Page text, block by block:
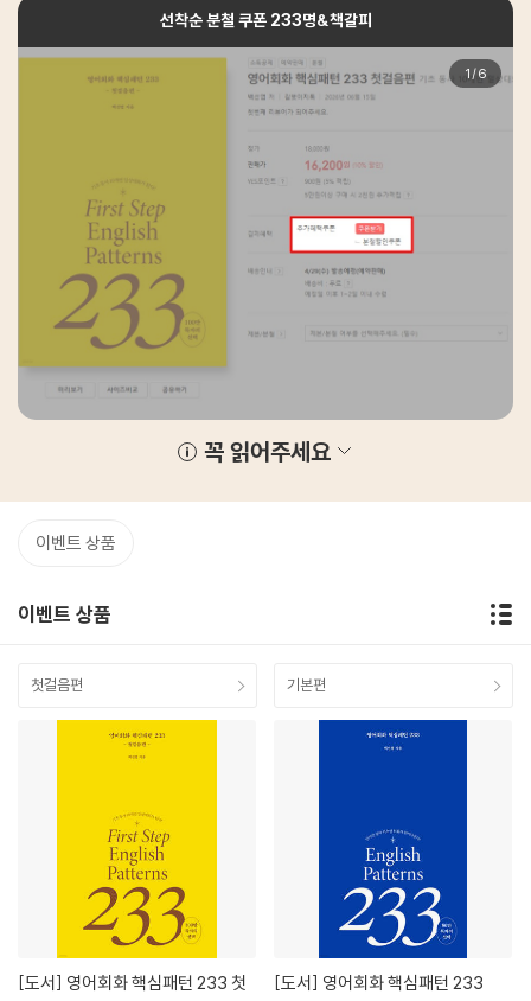
선착순 분철 쿠폰 233명&책갈피
1/6
꼭 읽어주세요
이벤트 상품
이벤트 상품
첫걸음편
[도서]
기본편
[도서] 영어회화 핵심패턴 233